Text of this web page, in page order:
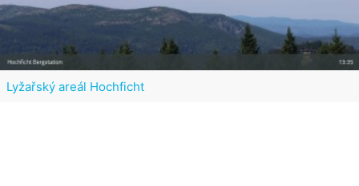
Lyžařský areál Hochficht